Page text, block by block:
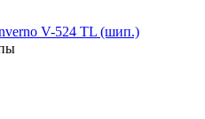
V-524 TL (шип.)